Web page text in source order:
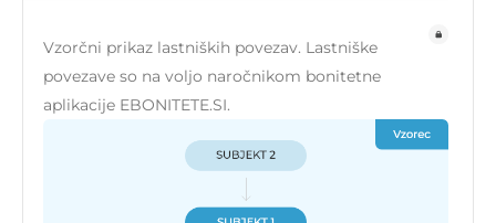
Vzorčni prikaz lastniških povezav. Lastniške
povezave so na voljo naročnikom bonitetne
aplikacije EBONITETE.SI.